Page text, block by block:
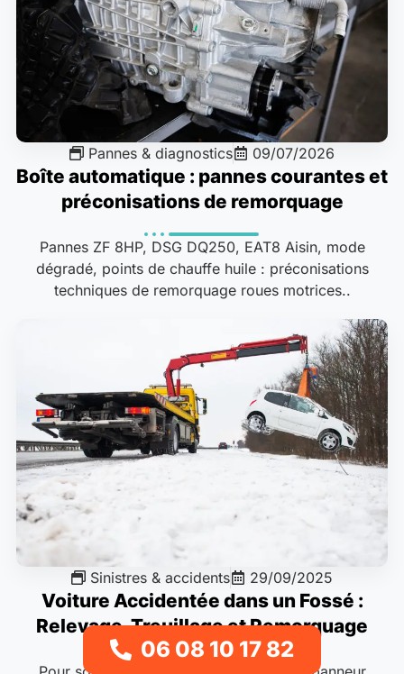
Pannes & diagnostics 09/07/2026
Boîte automatique : pannes courantes et
préconisations de remorquage
Pannes ZF 8HP, DSG DQ250, EAT8 Aisin, mode
dégradé, points de chauffe huile : préconisations
techniques de remorquage roues motrices..
Sinistres & accidents 29/09/2025
Voiture Accidentée dans un Fossé :
Relevage, Treuillage et Remorquage
06 08 10 17 82